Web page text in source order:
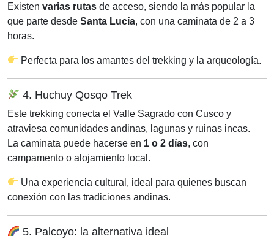
Existen varias rutas de acceso, siendo la más popular la
que parte desde Santa Lucía, con una caminata de 2 a 3
horas.
Perfecta para los amantes del trekking y la arqueología.
4. Huchuy Qosqo Trek
Este trekking conecta el Valle Sagrado con Cusco y
atraviesa comunidades andinas, lagunas y ruinas incas.
La caminata puede hacerse en 1 o 2 días, con
campamento o alojamiento local.
Una experiencia cultural, ideal para quienes buscan
conexión con las tradiciones andinas.
5. Palcoyo: la alternativa ideal